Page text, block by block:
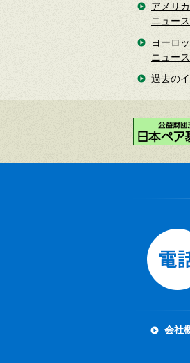
アメリ
ニュース
ヨーロ
ニュース
過去の
会社